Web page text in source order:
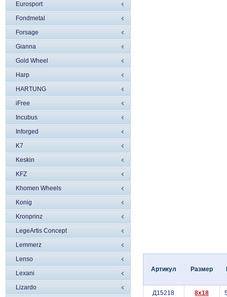
Eurosport
Fondmetal
Forsage
Gianna
Gold Wheel
Harp
HARTUNG
iFree
Incubus
Inforged
K7
Keskin
KFZ
Khomen Wheels
Konig
Kronprinz
LegeArtis Concept
Lemmerz
Lenso
Lexani
Lizardo
Артикул Размер
Д15218 8x18